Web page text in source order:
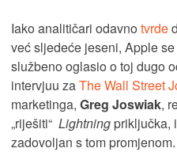
Iako analitičari odavno tvrde
već sljedeće jeseni, Apple
službeno oglasio o toj dugo
intervjuu zaThe Wall Street
marketinga, Greg Joswiak,
„riješiti“ Lightning priključka,
zadovoljan s tom promjenom.